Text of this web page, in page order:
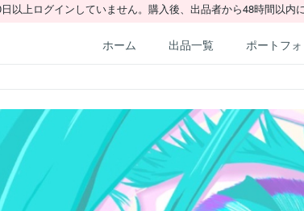
以上ログインしていません。購入後、出品者から48時間以内
ホーム 出品一覧 ポートフ